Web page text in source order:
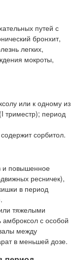
путей с
бронхит,
легких,
мокроты,
или к одному из
триместр); период
сорбитол.
и повышенное
ресничек),
в период
тяжелыми
с особой
между
в меньшей дозе.